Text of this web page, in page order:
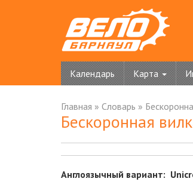
Календарь Карта
Главная » Словарь »
Бескоронная
Англоязычный вариант: